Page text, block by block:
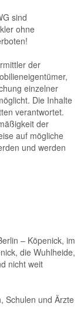
sind
ohne
der
einzelner
Die Inhalte
verantwortet.
der
auf mögliche
und werden
– Köpenick, im
die Wuhlheide,
nicht weit
Schulen und Ärzte